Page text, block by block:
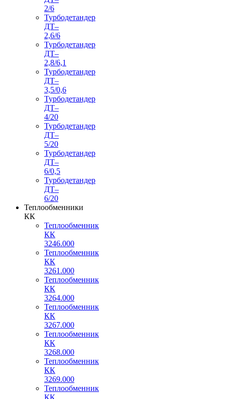
2/6
Турбодетандер
ДТ–
2,6/6
Турбодетандер
ДТ–
2,8/6,1
Турбодетандер
ДТ–
3,5/0,6
Турбодетандер
ДТ–
4/20
Турбодетандер
ДТ–
5/20
Турбодетандер
ДТ–
6/0,5
Турбодетандер
ДТ–
6/20
Теплообменники
КК
Теплообменник
КК
3246.000
Теплообменник
КК
3261.000
Теплообменник
КК
3264.000
Теплообменник
КК
3267.000
Теплообменник
КК
3268.000
Теплообменник
КК
3269.000
Теплообменник